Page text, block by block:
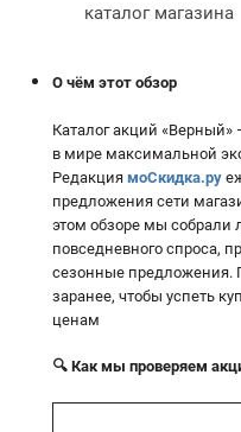
каталог магазина
О чём этот обзор
Каталог акций
в мире максимальной
Редакция моСкидка.ру
предложения сети
этом обзоре мы собрали
повседневного спроса,
сезонные предложения.
заранее, чтобы успеть
ценам
🔍 Как мы проверяем